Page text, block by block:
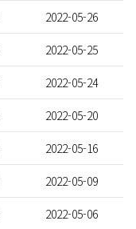
2022-05-26
2022-05-25
2022-05-24
2022-05-20
2022-05-16
2022-05-09
2022-05-06